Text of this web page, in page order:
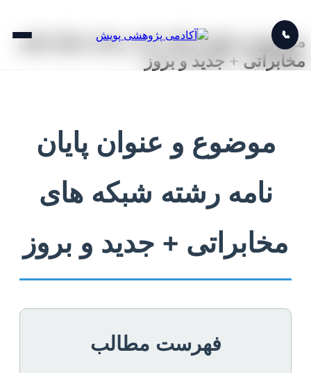
📞
موضوع و عنوان پایان نامه رشته شبکه های
مخابراتی + جدید و بروز
موضوع و عنوان پایان
نامه رشته شبکه های
مخابراتی + جدید و بروز
فهرست مطالب